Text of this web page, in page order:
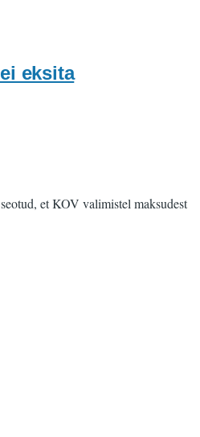
eksita
et KOV valimistel maksudest